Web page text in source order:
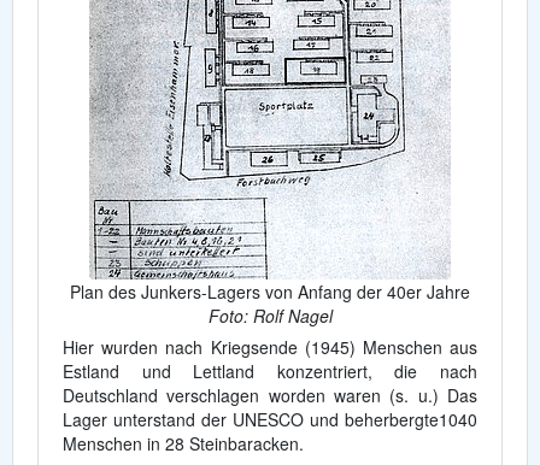
Plan des Junkers-Lagers von Anfang der 40er Jahre
Foto: Rolf Nagel
Hier wurden nach Kriegsende (1945) Menschen aus
Estland und Lettland konzentriert, die nach
Deutschland verschlagen worden waren (s. u.) Das
Lager unterstand der UNESCO und beherbergte1040
Menschen in 28 Steinbaracken.